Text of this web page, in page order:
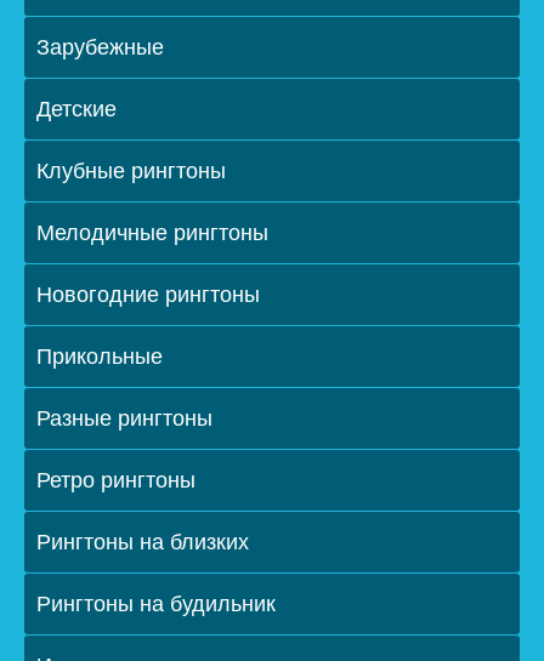
Зарубежные
Детские
Клубные рингтоны
Мелодичные рингтоны
Новогодние рингтоны
Прикольные
Разные рингтоны
Ретро рингтоны
Рингтоны на близких
Рингтоны на будильник